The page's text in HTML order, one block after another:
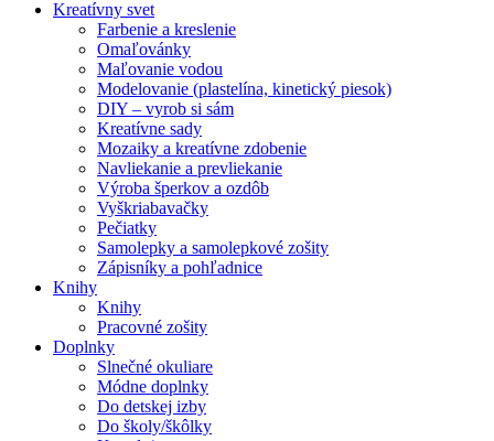
Kreatívny svet
Farbenie a kreslenie
Omaľovánky
Maľovanie vodou
Modelovanie (plastelína, kinetický piesok)
DIY – vyrob si sám
Kreatívne sady
Mozaiky a kreatívne zdobenie
Navliekanie a prevliekanie
Výroba šperkov a ozdôb
Vyškriabavačky
Pečiatky
Samolepky a samolepkové zošity
Zápisníky a pohľadnice
Knihy
Knihy
Pracovné zošity
Doplnky
Slnečné okuliare
Módne doplnky
Do detskej izby
Do školy/škôlky